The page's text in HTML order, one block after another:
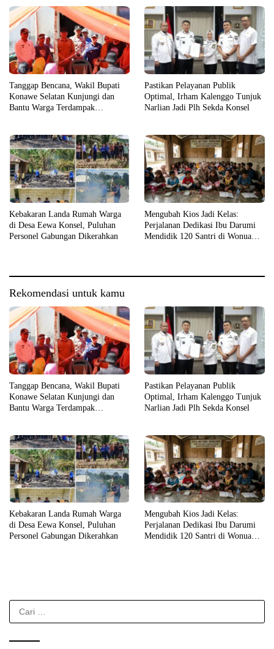
Tanggap Bencana, Wakil Bupati
Konawe Selatan Kunjungi dan
Bantu Warga Terdampak
Pastikan Pelayanan Publik
Optimal, Irham Kalenggo Tunjuk
Narlian Jadi Plh Sekda Konsel
Kebakaran Landa Rumah Warga
di Desa Eewa Konsel, Puluhan
Personel Gabungan Dikerahkan
Mengubah Kios Jadi Kelas:
Perjalanan Dedikasi Ibu Darumi
Mendidik 120 Santri di Wonua
Rekomendasi untuk kamu
Tanggap Bencana, Wakil Bupati
Konawe Selatan Kunjungi dan
Bantu Warga Terdampak
Pastikan Pelayanan Publik
Optimal, Irham Kalenggo Tunjuk
Narlian Jadi Plh Sekda Konsel
Kebakaran Landa Rumah Warga
di Desa Eewa Konsel, Puluhan
Personel Gabungan Dikerahkan
Mengubah Kios Jadi Kelas:
Perjalanan Dedikasi Ibu Darumi
Mendidik 120 Santri di Wonua
Cari
untuk: